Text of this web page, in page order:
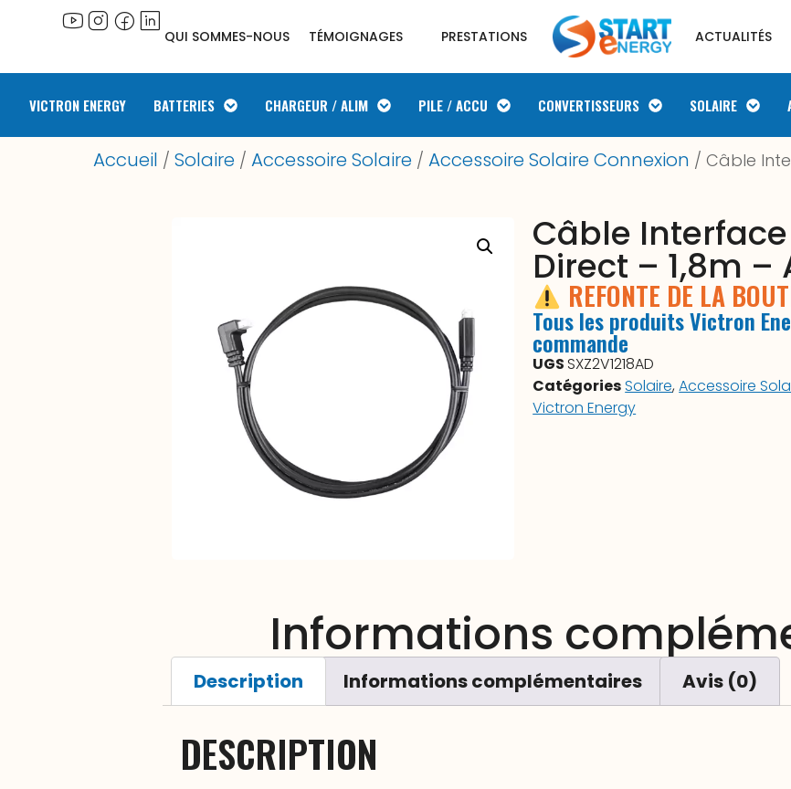
QUI SOMMES-NOUS TÉMOIGNAGES PRESTATIONS ACTUALITÉS
VICTRON ENERGY BATTERIES CHARGEUR / ALIM PILE / ACCU CONVERTISSEURS SOLAIRE
Accueil / Solaire/ Accessoire Solaire/ Accessoire Solaire Connexion / Câble
Câble
Direct – 1,8m –
REFONTE DE LA
Tous les produits Victron
commande
UGS SXZ2V1218AD
CatégoriesSolaire,Accessoire
Victron Energy
Informations
Description Informations complémentaires Avis (0)
DESCRIPTION